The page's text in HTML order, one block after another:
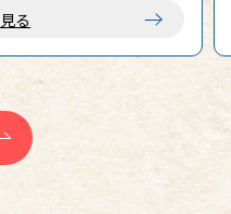
趣あふれる公営の露天風
女混浴、水着着用必
けんやシャンプーも使用
洗いに行く場所ではな
一丁で自然と同化しに行
る